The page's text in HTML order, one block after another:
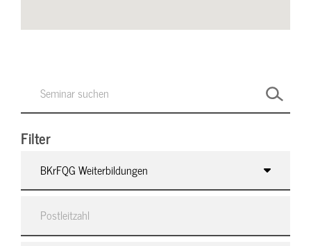
Filter
BKrFQG Weiterbildungen